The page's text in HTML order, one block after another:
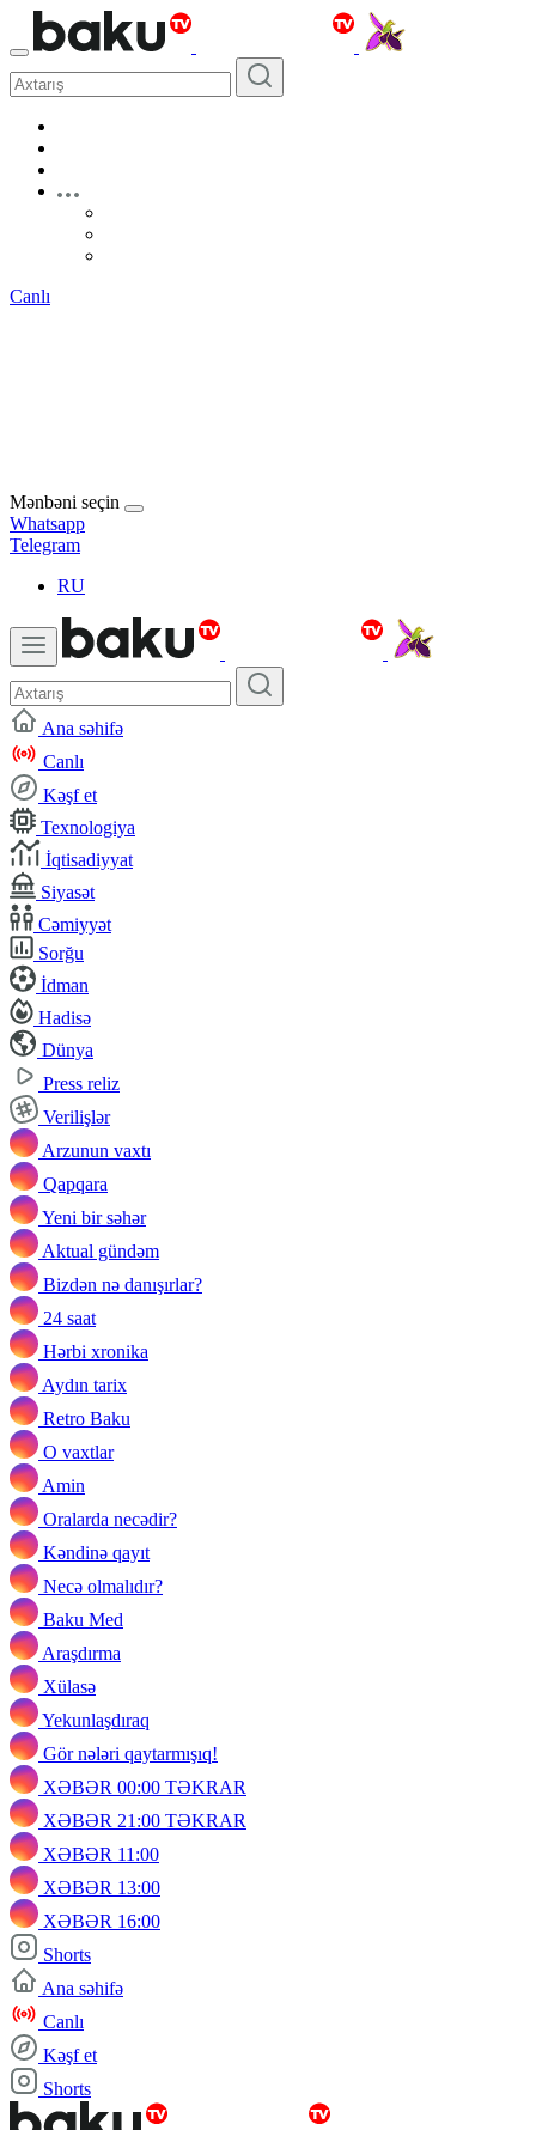
Canlı
Mənbəni seçin
Whatsapp
Telegram
RU
Ana səhifə
Canlı
Kəşf et
Texnologiya
İqtisadiyyat
Siyasət
Cəmiyyət
Sorğu
İdman
Hadisə
Dünya
Press reliz
Verilişlər
Arzunun vaxtı
Qapqara
Yeni bir səhər
Aktual gündəm
Bizdən nə danışırlar?
24 saat
Hərbi xronika
Aydın tarix
Retro Baku
O vaxtlar
Amin
Oralarda necədir?
Kəndinə qayıt
Necə olmalıdır?
Baku Med
Araşdırma
Xülasə
Yekunlaşdıraq
Gör nələri qaytarmışıq!
XƏBƏR 00:00 TƏKRAR
XƏBƏR 21:00 TƏKRAR
XƏBƏR 11:00
XƏBƏR 13:00
XƏBƏR 16:00
Shorts
Ana səhifə
Canlı
Kəşf et
Shorts